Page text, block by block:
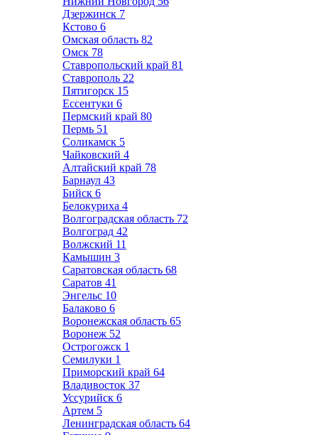
Дзержинск 7
Кстово 6
Омская область 82
Омск 78
Ставропольский край 81
Ставрополь 22
Пятигорск 15
Ессентуки 6
Пермский край 80
Пермь 51
Соликамск 5
Чайковский 4
Алтайский край 78
Барнаул 43
Бийск 6
Белокуриха 4
Волгоградская область 72
Волгоград 42
Волжский 11
Камышин 3
Саратовская область 68
Саратов 41
Энгельс 10
Балаково 6
Воронежская область 65
Воронеж 52
Острогожск 1
Семилуки 1
Приморский край 64
Владивосток 37
Уссурийск 6
Артем 5
Ленинградская область 64